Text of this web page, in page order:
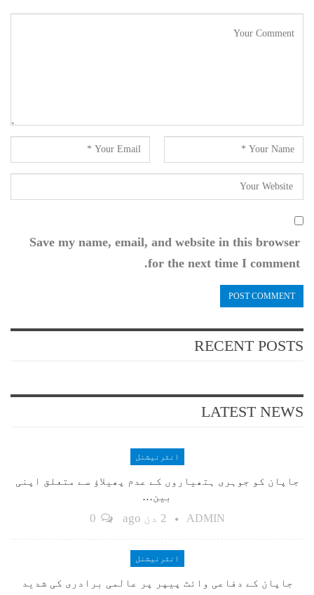
Save my name, email, and website in this browser
for the next time I comment.
RECENT POSTS
LATEST NEWS
انٹرنیشنل
جاپان کو جوہری ہتھیاروں کے عدم پھیلاؤ سے متعلق اپنی
بین…
ADMIN 2 دن ago
انٹرنیشنل
جاپان کے دفاعی وائٹ پیپر پر عالمی برادری کی شدید